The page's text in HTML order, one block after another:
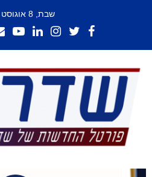
שבת, 8 אוגוסט 2026